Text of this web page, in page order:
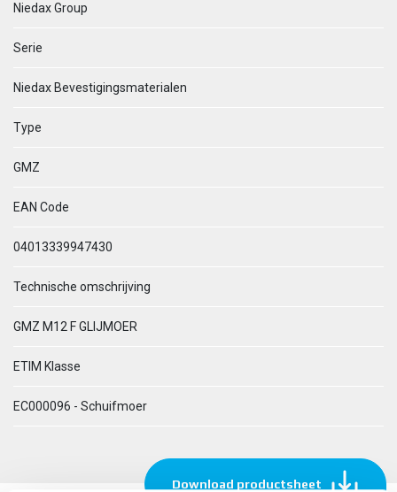
Niedax Group
Serie
Niedax Bevestigingsmaterialen
Type
GMZ
EAN Code
04013339947430
Technische omschrijving
GMZ M12 F GLIJMOER
ETIM Klasse
EC000096 - Schuifmoer
Download productsheet